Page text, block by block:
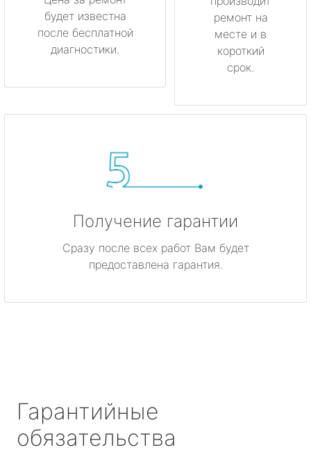
будет известна
после бесплатной
диагностики.
ремонт на
месте и в
короткий
срок.
Получение гарантии
Сразу после всех работ Вам будет
предоставлена гарантия.
Гарантийные
обязательства